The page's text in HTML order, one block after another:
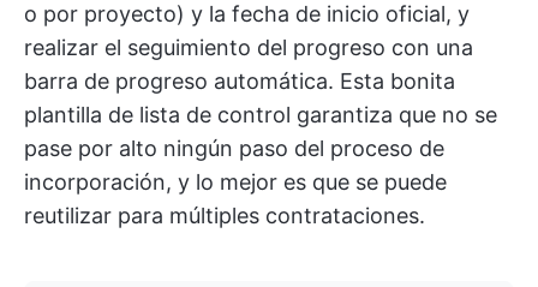
o por proyecto) y la fecha de inicio oficial, y
realizar el seguimiento del progreso con una
barra de progreso automática. Esta bonita
plantilla de lista de control garantiza que no se
pase por alto ningún paso del proceso de
incorporación, y lo mejor es que se puede
reutilizar para múltiples contrataciones.